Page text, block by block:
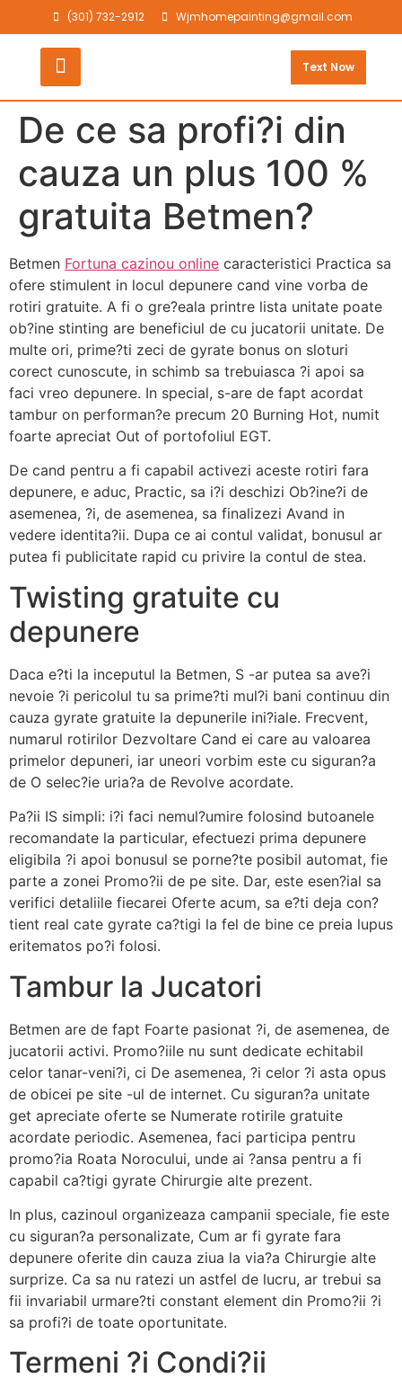
(301) 732-2912 Wjmhomepainting@gmail.com
Text Now
De ce sa profi?i din
cauza un plus 100 %
gratuita Betmen?
Betmen Fortuna cazinou online caracteristici Practica sa
ofere stimulent in locul depunere cand vine vorba de
rotiri gratuite. A fi o gre?eala printre lista unitate poate
ob?ine stinting are beneficiul de cu jucatorii unitate. De
multe ori, prime?ti zeci de gyrate bonus on sloturi
corect cunoscute, in schimb sa trebuiasca ?i apoi sa
faci vreo depunere. In special, s-are de fapt acordat
tambur on performan?e precum 20 Burning Hot, numit
foarte apreciat Out of portofoliul EGT.
De cand pentru a fi capabil activezi aceste rotiri fara
depunere, e aduc, Practic, sa i?i deschizi Ob?ine?i de
asemenea, ?i, de asemenea, sa finalizezi Avand in
vedere identita?ii. Dupa ce ai contul validat, bonusul ar
putea fi publicitate rapid cu privire la contul de stea.
Twisting gratuite cu
depunere
Daca e?ti la inceputul la Betmen, S -ar putea sa ave?i
nevoie ?i pericolul tu sa prime?ti mul?i bani continuu din
cauza gyrate gratuite la depunerile ini?iale. Frecvent,
numarul rotirilor Dezvoltare Cand ei care au valoarea
primelor depuneri, iar uneori vorbim este cu siguran?a
de O selec?ie uria?a de Revolve acordate.
Pa?ii IS simpli: i?i faci nemul?umire folosind butoanele
recomandate la particular, efectuezi prima depunere
eligibila ?i apoi bonusul se porne?te posibil automat, fie
parte a zonei Promo?ii de pe site. Dar, este esen?ial sa
verifici detaliile fiecarei Oferte acum, sa e?ti deja con?
tient real cate gyrate ca?tigi la fel de bine ce preia lupus
eritematos po?i folosi.
Tambur la Jucatori
Betmen are de fapt Foarte pasionat ?i, de asemenea, de
jucatorii activi. Promo?iile nu sunt dedicate echitabil
celor tanar-veni?i, ci De asemenea, ?i celor ?i asta opus
de obicei pe site -ul de internet. Cu siguran?a unitate
get apreciate oferte se Numerate rotirile gratuite
acordate periodic. Asemenea, faci participa pentru
promo?ia Roata Norocului, unde ai ?ansa pentru a fi
capabil ca?tigi gyrate Chirurgie alte prezent.
In plus, cazinoul organizeaza campanii speciale, fie este
cu siguran?a personalizate, Cum ar fi gyrate fara
depunere oferite din cauza ziua la via?a Chirurgie alte
surprize. Ca sa nu ratezi un astfel de lucru, ar trebui sa
fii invariabil urmare?ti constant element din Promo?ii ?i
sa profi?i de toate oportunitate.
Termeni ?i Condi?ii